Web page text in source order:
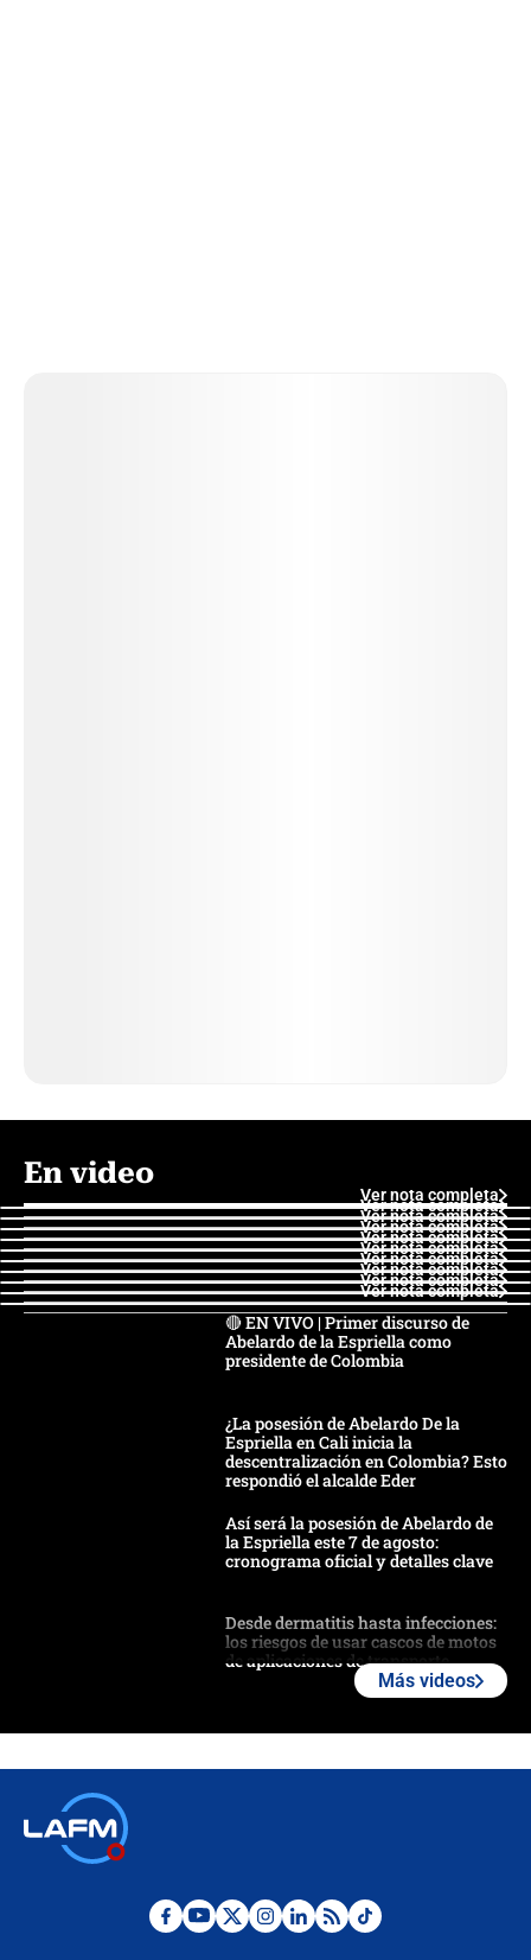
En video
Ver nota completa
Ver nota completa
Ver nota completa
Ver nota completa
Ver nota completa
Ver nota completa
Ver nota completa
Ver nota completa
Ver nota completa
Ver nota completa
🔴 EN VIVO | Primer discurso de
Abelardo de la Espriella como
presidente de Colombia
¿La posesión de Abelardo De la
Espriella en Cali inicia la
descentralización en Colombia? Esto
respondió el alcalde Eder
Así será la posesión de Abelardo de
la Espriella este 7 de agosto:
cronograma oficial y detalles clave
Desde dermatitis hasta infecciones:
los riesgos de usar cascos de motos
de aplicaciones de transporte
Posesión de Abelardo De La Espriella
Más videos